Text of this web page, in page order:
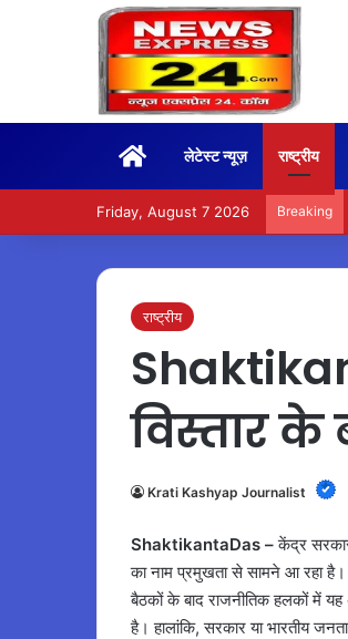
Homeलेटेस्ट न्यूज़ राष्ट्रीय
Friday, August 7 2026 Breaking
राष्ट्रीय
विस्तार के
Krati Kashyap Journalist
ShaktikantaDas –केंद्र
का नाम प्रमुखता से सामने आ रहा है।
बैठकों के बाद राजनीतिक हलकों में
है। हालांकि, सरकार या भारतीय